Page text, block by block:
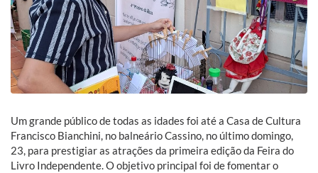
Um grande público de todas as idades foi até a Casa de Cultura
Francisco Bianchini, no balneário Cassino, no último domingo,
23, para prestigiar as atrações da primeira edição da Feira do
Livro Independente. O objetivo principal foi de fomentar o